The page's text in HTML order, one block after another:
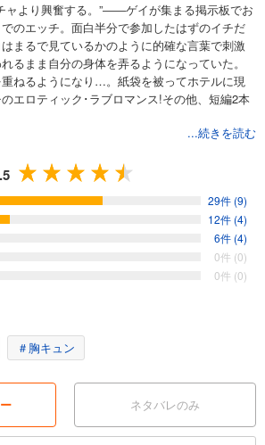
ャより興奮する。”――ゲイが集まる掲示板でお
のエッチ。面白半分で参加したはずのイチだ
まるで見ているかのように的確な言葉で刺激
るまま自分の身体を弄るようになっていた。
ねるようになり…。紙袋を被ってホテルに現
エロティック･ラブロマンス!その他、短編2本
...続きを読む
29件 (9)
12件 (4)
6件 (4)
0件 (0)
0件 (0)
＃胸キュン
ネタバレのみ